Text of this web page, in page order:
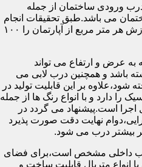
ورودی ساختمان از جمله
می باشد.طبق تحقیقات انجام
شده،درب لابی لوکس می تواند ارزش هر متر مربع از آپارتمان را ۱۰۰
به عرض و ارتفاع می تواند
متر داشته باشد و همچنین درب لابی می
بر این قابلیت تولید در
را دارد و با انواع رنگ ها از جمله
است.پیشنهاد می گردد در
نهایت دقت صورت پذیرد
بیشتر درب می شود.
داخلی مشخص است،برای فضای
انواع متریال قابلیت ساخت و